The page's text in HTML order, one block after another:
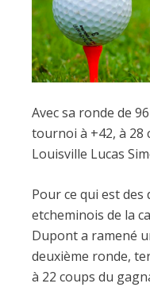
Avec sa ronde de
tournoi à +42, à 28
Louisville Lucas
Pour ce qui est des
etcheminois de la
Dupont a ramené
deuxième ronde,
à 22 coups du